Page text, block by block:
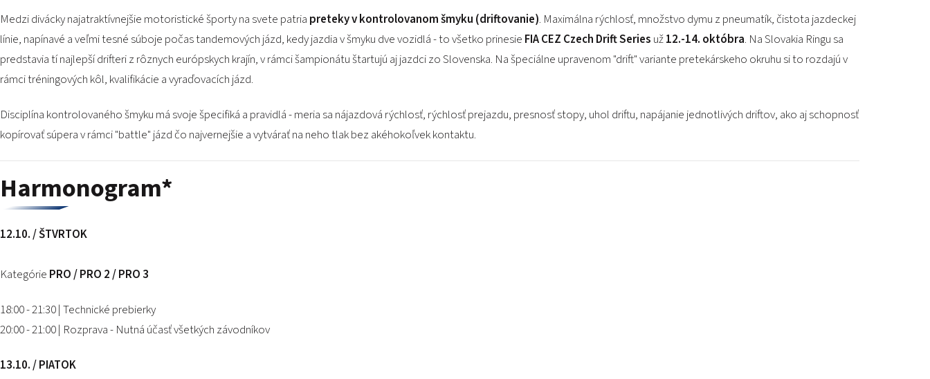
Medzi divácky najatraktívnejšie motoristické športy na svete patria preteky v kontrolovanom šmyku (driftovanie). Maximálna rýchlosť, množstvo dymu z pneumatík, čistota jazdeckej
línie, napínavé a veľmi tesné súboje počas tandemových jázd, kedy jazdia v šmyku dve vozidlá - to všetko prinesie FIA CEZ Czech Drift Series už12.-14. októbra. Na Slovakia Ringu sa
predstavia tí najlepší drifteri z rôznych európskych krajín, v rámci šampionátu štartujú aj jazdci zo Slovenska. Na špeciálne upravenom "drift" variante pretekárskeho okruhu si to rozdajú v
rámci tréningových kôl, kvalifikácie a vyraďovacích jázd.
Disciplína kontrolovaného šmyku má svoje špecifiká a pravidlá - meria sa nájazdová rýchlosť, rýchlosť prejazdu, presnosť stopy, uhol driftu, napájanie jednotlivých driftov, ako aj schopnosť
kopírovať súpera v rámci "battle" jázd čo najvernejšie a vytvárať na neho tlak bez akéhokoľvek kontaktu.
Harmonogram*
12.10. / ŠTVRTOK
Kategórie PRO / PRO 2 / PRO 3
18:00 - 21:30 | Technické prebierky
20:00 - 21:00 | Rozprava - Nutná účasť všetkých závodníkov
13.10. / PIATOK